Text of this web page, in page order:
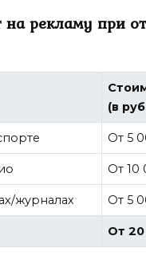
на рекламу при
(в
От 5
От 10
журналах От 5
От